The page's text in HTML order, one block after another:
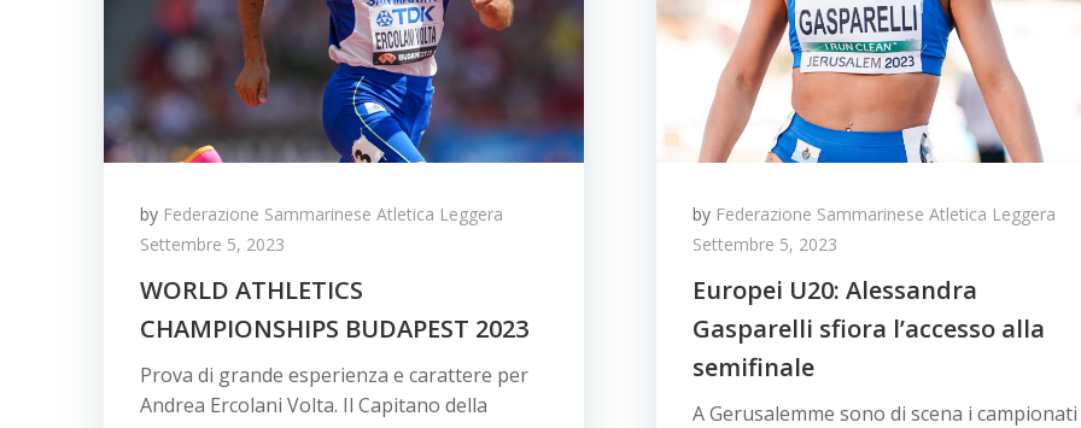
by Federazione Sammarinese Atletica Leggera
Settembre 5, 2023
WORLD ATHLETICS
CHAMPIONSHIPS BUDAPEST 2023
Prova di grande esperienza e carattere per
Andrea Ercolani Volta. Il Capitano della
by Federazione Sammarinese Atletica Leggera
Settembre 5, 2023
Europei U20: Alessandra
Gasparelli sfiora l’accesso alla
semifinale
A Gerusalemme sono di scena i campionati